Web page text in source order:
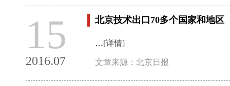
15
2016.07
北京技术出口70多个国家和地区
…[详情]
文章来源：北京日报